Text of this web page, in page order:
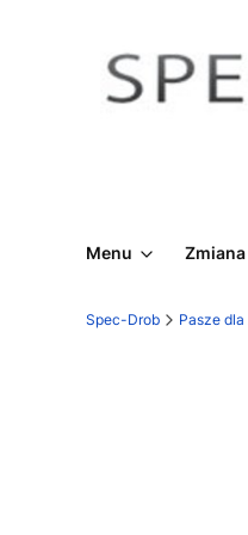
Menu
Spec-Drob Pasze